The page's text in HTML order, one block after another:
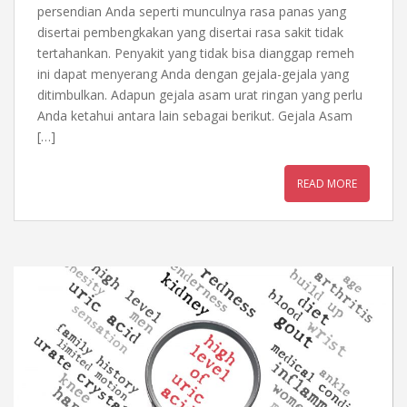
persendian Anda seperti munculnya rasa panas yang
disertai pembengkakan yang disertai rasa sakit tidak
tertahankan. Penyakit yang tidak bisa dianggap remeh
ini dapat menyerang Anda dengan gejala-gejala yang
ditimbulkan. Adapun gejala asam urat ringan yang perlu
Anda ketahui antara lain sebagai berikut. Gejala Asam
[…]
READ MORE